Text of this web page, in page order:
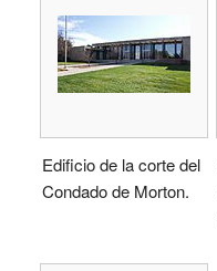
Edificio de la corte del
Condado de Morton.